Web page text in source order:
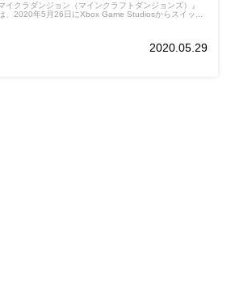
イクラダンジョン（マインクラフトダンジョンズ）』
、2020年5月26日にXbox Game Studiosからスイッ...
2020.05.29